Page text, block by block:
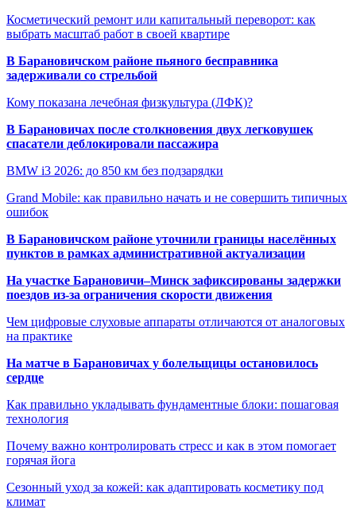
Косметический ремонт или капитальный переворот: как
выбрать масштаб работ в своей квартире
В Барановичском районе пьяного бесправника
задерживали со стрельбой
Кому показана лечебная физкультура (ЛФК)?
В Барановичах после столкновения двух легковушек
спасатели деблокировали пассажира
BMW i3 2026: до 850 км без подзарядки
Grand Mobile: как правильно начать и не совершить типичных
ошибок
В Барановичском районе уточнили границы населённых
пунктов в рамках административной актуализации
На участке Барановичи–Минск зафиксированы задержки
поездов из-за ограничения скорости движения
Чем цифровые слуховые аппараты отличаются от аналоговых
на практике
На матче в Барановичах у болельщицы остановилось
сердце
Как правильно укладывать фундаментные блоки: пошаговая
технология
Почему важно контролировать стресс и как в этом помогает
горячая йога
Сезонный уход за кожей: как адаптировать косметику под
климат